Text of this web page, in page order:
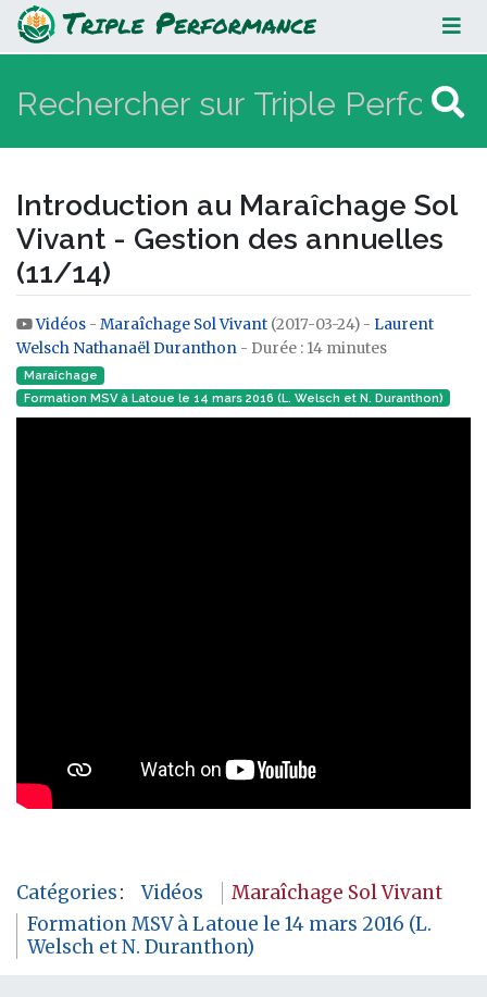
Introduction au Maraîchage Sol
Vivant - Gestion des annuelles
(11/14)
Introduction au Maraîchage Sol
Vivant - Gestion des annuelles
(11/14)
Aller à :navigation,rechercher
Vidéos - Maraîchage Sol Vivant (2017-03-24) - Laurent
Welsch Nathanaël Duranthon - Durée : 14 minutes
Maraîchage
Formation MSV à Latoue le 14 mars 2016 (L. Welsch et N. Duranthon)
Catégories: Vidéos
Maraîchage Sol Vivant
Formation MSV à Latoue le 14 mars 2016 (L.
Welsch et N. Duranthon)